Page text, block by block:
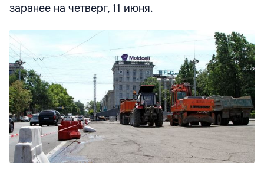
заранее на четверг, 11 июня.